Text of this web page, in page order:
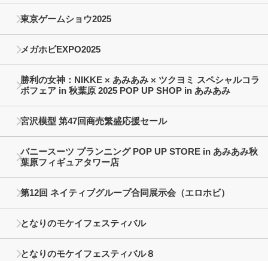
東京ゲームショウ2025
メガホビEXPO2025
勝利の女神：NIKKE × あみあみ × ツクヨミ スペシャルコラ
ボフェア in 秋葉原 2025 POP UP SHOP in あみあみ
宮沢模型 第47回商売繁盛応援セール
バニースーツ プランニング POP UP STORE in あみあみ秋
葉原フィギュアタワー店
第12回 ネイティブグループ合同展示会（エロホビ）
となりのモケイフェスティバル
となりのモケイフェスティバル８